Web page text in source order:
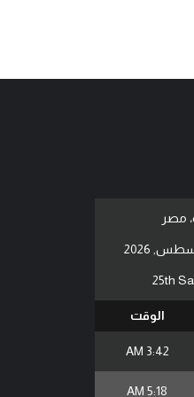
مصر
25th
الوقت
3:42 AM
5:18 AM